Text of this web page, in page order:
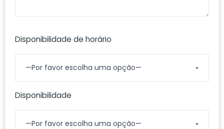
Disponibilidade de horário
Disponibilidade